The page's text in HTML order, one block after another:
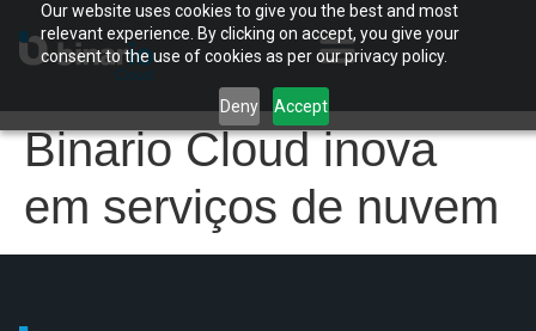
Our website uses cookies to give you the best and most
relevant experience. By clicking on accept, you give your
consent to the use of cookies as per our privacy policy.
Deny Accept
Binario Cloud inova
em serviços de nuvem